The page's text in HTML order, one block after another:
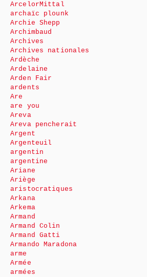
ArcelorMittal
archaïc plounk
Archie Shepp
Archimbaud
Archives
Archives nationales
Ardèche
Ardelaine
Arden Fair
ardents
Are
are you
Areva
Areva pencherait
Argent
Argenteuil
argentin
argentine
Ariane
Ariège
aristocratiques
Arkana
Arkema
Armand
Armand Colin
Armand Gatti
Armando Maradona
arme
Armée
armées